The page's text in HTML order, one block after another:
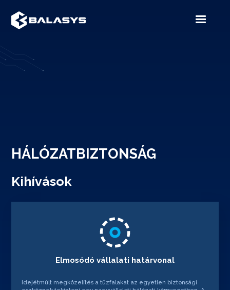
HÁLÓZATBIZTONSÁG
Kihívások
Elmosódó vállalati határvonal
Idejétmúlt megközelítés a tűzfalakat az egyetlen biztonsági